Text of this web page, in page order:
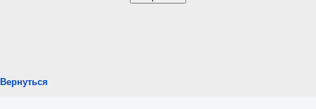
Вернуться